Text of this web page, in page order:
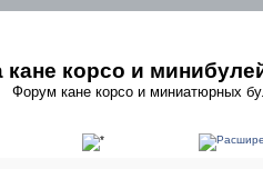
корсо и
Форум кане корсо и миниатюрных